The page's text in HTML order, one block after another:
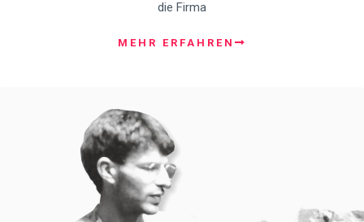
die Firma
MEHR ERFAHREN